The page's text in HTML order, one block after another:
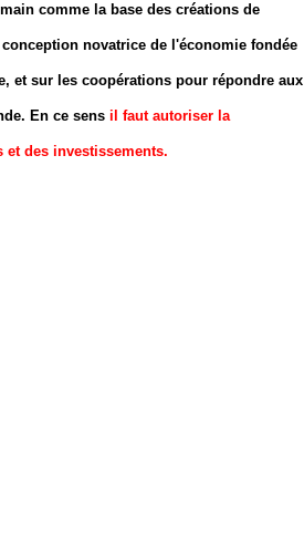
comme la base des créations de
novatrice de l'économie fondée
et sur les coopérations pour répondre aux
En ce sens il faut autoriser la
des investissements.